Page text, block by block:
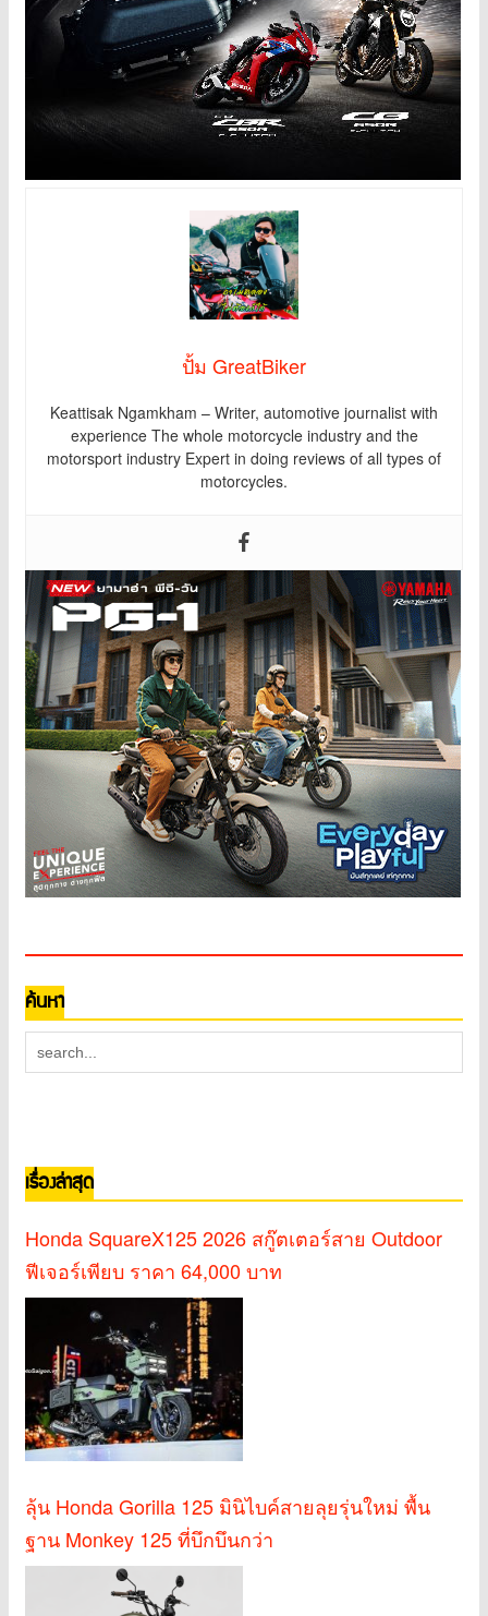
ปั้ม GreatBiker
Keattisak Ngamkham – Writer, automotive journalist with
experience The whole motorcycle industry and the
motorsport industry Expert in doing reviews of all types of
motorcycles.
ค้นหา
เรื่องล่าสุด
Honda SquareX125 2026 สกู๊ตเตอร์สาย Outdoor
ฟีเจอร์เพียบ ราคา 64,000 บาท
ลุ้น Honda Gorilla 125 มินิไบค์สายลุยรุ่นใหม่ พื้น
ฐาน Monkey 125 ที่บึกบึนกว่า